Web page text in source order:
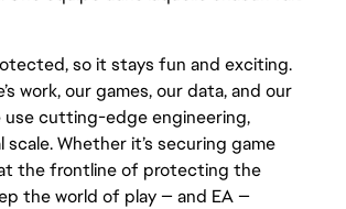
so it stays fun and exciting.
work, our games, our data, and our
cutting-edge engineering,
Whether it’s securing game
at the frontline of protecting the
the world of play — and EA —